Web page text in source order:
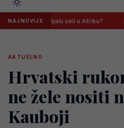
NAJNOVIJE
na Mundijalu seli u Afriku?
AKTUELNO
Hrvatski
ne žele nositi
Kauboji